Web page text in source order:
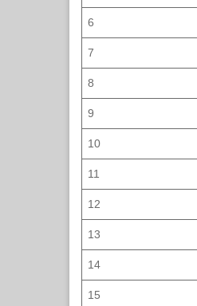
6
7
8
9
10
11
12
13
14
15